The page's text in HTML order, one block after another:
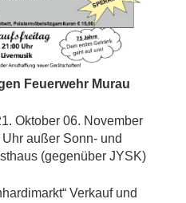
Feuerwehr Murau
Oktober 06. November
außer Sonn- und
(gegenüber JYSK)
Verkauf und